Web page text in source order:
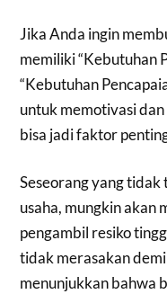
Jika Anda ingin
memiliki “Kebutuhan
“Kebutuhan
untuk memotivasi
bisa jadi faktor
Seseorang yang
usaha, mungkin akan
pengambil resiko
tidak merasakan
menunjukkan bahwa